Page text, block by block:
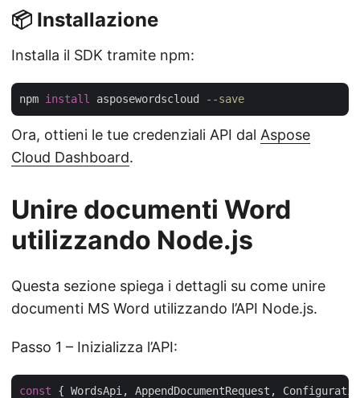
📦 Installazione
Installa il SDK tramite npm:
npm install asposewordscloud --save
Ora, ottieni le tue credenziali API dal Aspose
Cloud Dashboard.
Unire documenti Word
utilizzando Node.js
Questa sezione spiega i dettagli su come unire
documenti MS Word utilizzando l’API Node.js.
Passo 1 – Inizializza l’API:
const { WordsApi, AppendDocumentRequest,